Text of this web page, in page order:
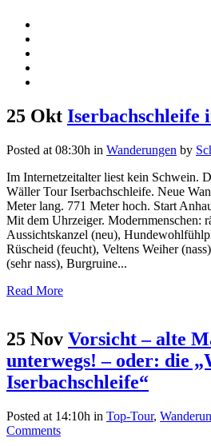
25 Okt Iserbachschleife
Posted at 08:30h in Wanderungen by
Im Internetzeitalter liest kein Schwein.
Wäller Tour Iserbachschleife. Neue
Meter lang. 771 Meter hoch. Start
Mit dem Uhrzeiger. Modernmenschen:
Aussichtskanzel (neu),
Rüscheid (feucht), Veltens Weiher
(sehr nass), Burgruine...
Read More
25 Nov Vorsicht – alte
unterwegs! – oder: die
Iserbachschleife“
Posted at 14:10h in Top-Tour,
Comments